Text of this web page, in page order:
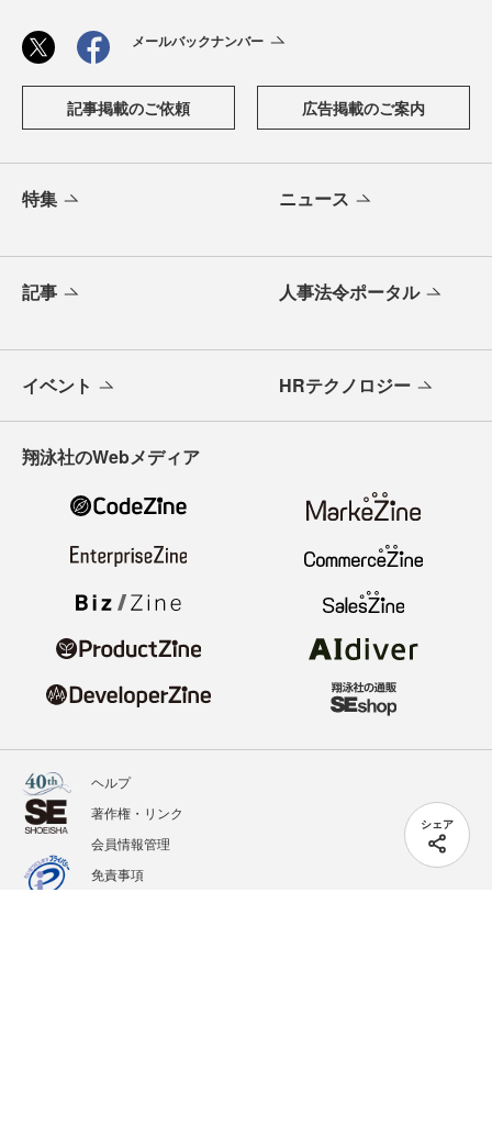
シェア
メールバックナンバー
記事掲載のご依頼 広告掲載のご案内
特集 ニュース
記事 人事法令ポータル
イベント HRテクノロジー
翔泳社のWebメディア
ヘルプ
著作権・リンク
会員情報管理
免責事項